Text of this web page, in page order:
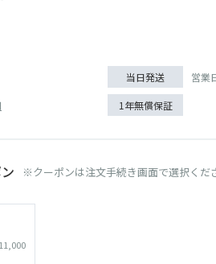
SOLD OUT
当日発送 営業
1年無償保証
※クーポンは注文手続き画面で選択くだ